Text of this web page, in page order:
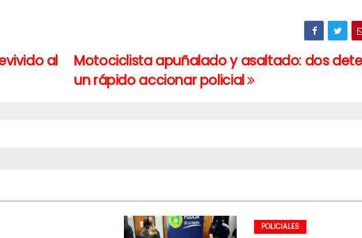
Motociclista apuñalado y asaltado: dos
un rápido accionar policial
al
POLICIALES